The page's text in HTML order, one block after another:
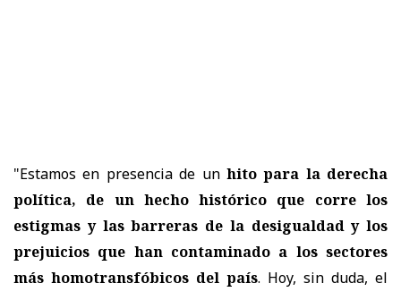
"Estamos en presencia de un hito para la derecha
política, de un hecho histórico que corre los
estigmas y las barreras de la desigualdad y los
prejuicios que han contaminado a los sectores
más homotransfóbicos del país. Hoy, sin duda, el